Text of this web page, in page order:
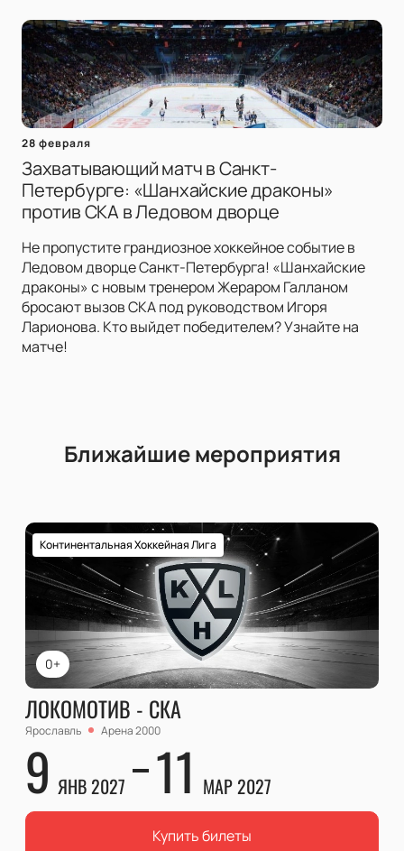
28 февраля
Захватывающий матч в Санкт-
Петербурге: «Шанхайские драконы»
против СКА в Ледовом дворце
Не пропустите грандиозное хоккейное событие в
Ледовом дворце Санкт-Петербурга! «Шанхайские
драконы» с новым тренером Жераром Галланом
бросают вызов СКА под руководством Игоря
Ларионова. Кто выйдет победителем? Узнайте на
матче!
Ближайшие мероприятия
0+
Континентальная Хоккейная Лига
ЛОКОМОТИВ - СКА
Ярославль Арена 2000
9 ЯНВ 2027 11 МАР 2027
Купить билеты